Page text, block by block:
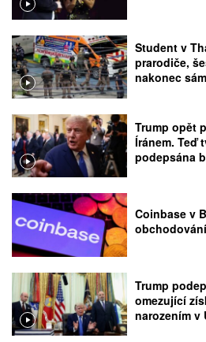
Student v
prarodiče,
nakonec
Trump opět
Íránem. Teď
podepsána
Coinbase v
Trump
omezující
narozením v